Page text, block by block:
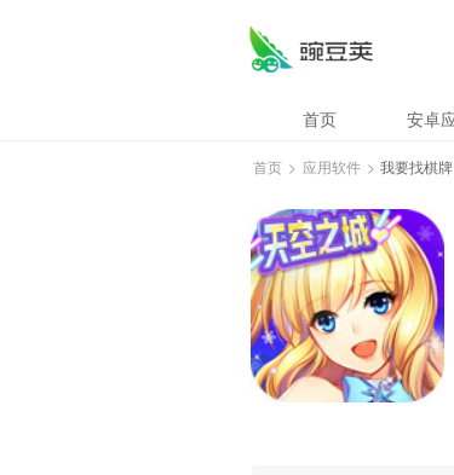
首页 安卓
首页 > 应用软件 > 我要找棋牌